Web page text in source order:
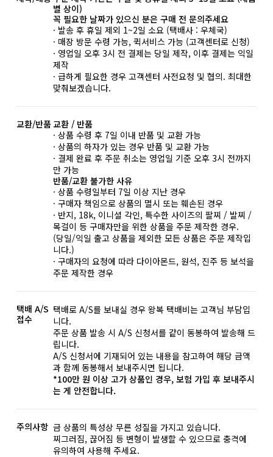
별 상이)
꼭 필요한 날짜가 있으신 분은 구매 전 문의주세요
· 발송 후 휴일 제외 1~2일 소요 (택배사 : 우체국)
· 매장 방문 수령 가능, 퀵서비스 가능 (고객센터로 신청)
· 영업일 오후 3시 전 결제는 당일 제작, 이후 결제는 익일
제작
· 급하게 필요한 경우 고객센터 사전요청 및 협의. 최대한
맞춰보겠습니다.
교환/반품 교환 / 반품
· 상품 수령 후 7일 이내 반품 및 교환 가능
· 상품의 하자가 있는 경우 반품 및 교환 가능
· 결제 완료 후 주문 취소는 영업일 기준 오후 3시 전까지
만 가능
반품/교환 불가한 사유
· 상품 수령일부터 7일 이상 지난 경우
· 구매자 책임으로 상품의 멸시 또는 훼손된 경우
· 반지, 18k, 이니셜 각인, 특수한 사이즈의 팔찌 / 발찌 /
목걸이 등 구매자만을 위한 상품을 주문 제작한 경우.
(당일/익일 출고 상품을 제외한 모든 상품은 주문 제작입
니다.)
· 구매자의 요청에 따라 다이아몬드, 원석, 진주 등 보석을
주문 제작한 경우
택배 A/S
접수
택배로 A/S를 보내실 경우 왕복 택배비는 고객님 부담입
니다.
주문 상품 발송 시 A/S 신청서를 같이 동봉하여 발송해 드
립니다.
A/S 신청서에 기재되어 있는 내용을 참고하여 해당 금액
과 함께 동봉해서 보내주시면 됩니다.
*100만 원 이상 고가 상품인 경우, 보험 가입 후 보내주시
는 게 안전합니다.
주의사항 금 상품의 특성상 무른 성질을 가지고 있습니다.
찌그러짐, 끊어짐 등 변형이 발생할 수 있으므로 충격에
유의하여 사용해 주세요.